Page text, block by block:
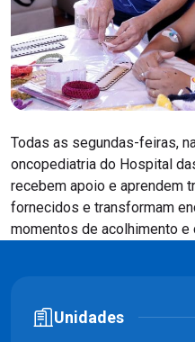
Todas as segundas-feiras,
oncopediatria do Hospital
recebem apoio e aprendem
fornecidos e transformam
momentos de acolhimento e
Unidades